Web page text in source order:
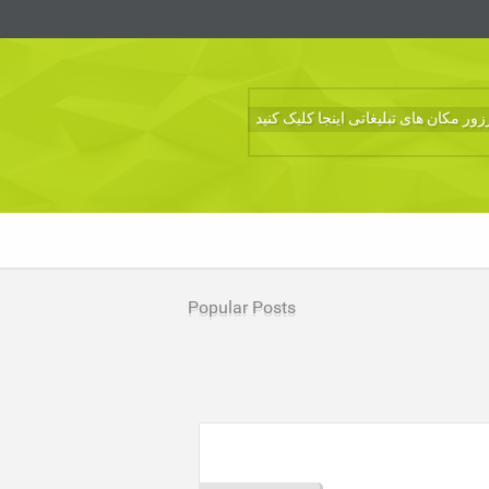
مکان های تبلیغاتی اینجا کلیک کنید
Popular Posts